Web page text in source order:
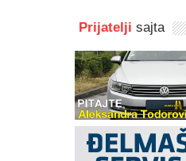
Prijatelji sajta